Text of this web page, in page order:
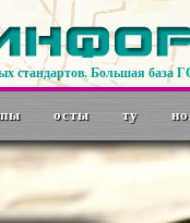
стандартов. Большая база
осты ту